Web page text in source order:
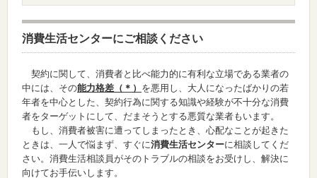
消費生活センターにご相談ください
契約に関して、消費者と比べ能力的に有利な立場である業者の
中には、その能力格差（＊） を悪用し、大人になったばかりの若
年者を中心とした、契約行為に関する知識や経験が不十分な消費
者をターゲットにして、だまそうとする悪質な業者もいます。
もし、消費者被害に遭ってしまったとき、心配なことが起きた
ときは、一人で悩まず、すぐに消費生活センターに相談してくだ
さい。消費生活相談員がそのトラブルの相談をお受けし、解決に
向けてお手伝いします。